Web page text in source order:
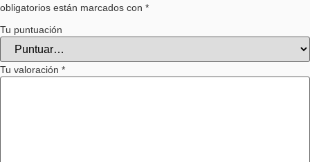
obligatorios están marcados con *
Tu puntuación
Tu valoración *